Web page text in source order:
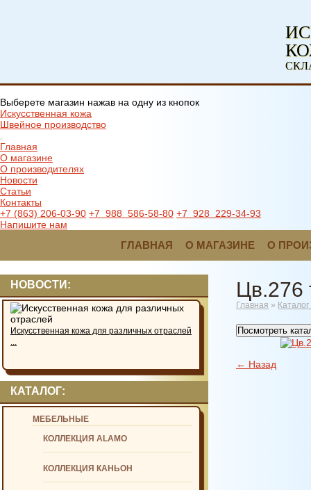
Выберете магазин нажав на одну из кнопок
Искусственная кожа
Швейное производство
Главная
О магазине
О производителях
Новости
Статьи
Контакты
+7 (863) 206-03-90 +7 988 586-58-80 +7 928 229-34-93
Напишите нам
ГЛАВНАЯ О МАГАЗИНЕ О
НОВОСТИ:
Искусственная кожа для различных отраслей
...
КАТАЛОГ:
МЕБЕЛЬНЫЕ
КОЛЛЕКЦИЯ ALAMO
КОЛЛЕКЦИЯ КАНЬОН
Цв.276
Главная » Каталог
Посмотреть
← Назад